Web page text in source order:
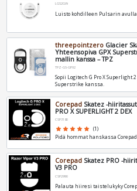
LGS2GW
Luisto kohdilleen Pulsarin avulla
threepointzero Glacier
Yhteensopiva GPX
mallin kanssa – TPZ
TPZ-GS-GPX2
Sopii Logitech G Pro X Superlight
Superstrike kanssa.
Corepad Skatez -
PRO X SUPERLIGHT 2 DEX
CSP3180
star star star star star (1)
Pidä hommat hanskassa
Corepad Skatez PRO -
V3 PRO
CSP2990
Palauta hiiresi taistelukyky